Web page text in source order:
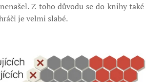
Z toho důvodu se do knihy
je velmi slabé.